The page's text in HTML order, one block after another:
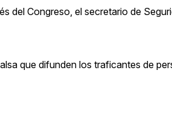
del Congreso, el secretario de
que difunden los traficantes de